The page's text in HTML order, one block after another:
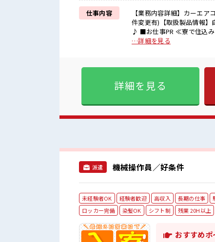
仕事内容
【業務内容詳細】カーエ
件変更有)【取扱製品情報】自動車部品 ※寮アリのお仕事！一人暮
♪ ■お仕事PR ≪寮で住込みで働こう≫ 自宅～職場が遠くても、 興味があれば安心して応募で
きちゃう！ 自分で部屋を
の悩み解消♪ ≪自分に合った
雰囲気 明るすぎたり奇抜
場にはロッカー完備！ 私物
…詳細を見る
詳細を見る
派遣 機械操作員／好条件
未経験者OK 経験者歓迎 高収入 長期の仕事
ロッカー完備
染髪OK シフト制 残業 20H以上
おすすめポ